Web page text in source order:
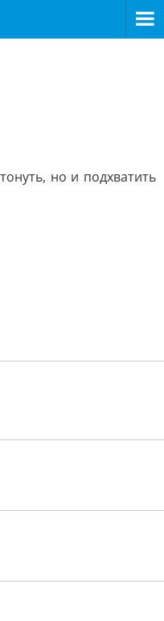
но и подхватить